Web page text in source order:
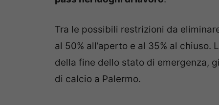
Tra le possibili restrizioni da
al 50% all’aperto e al 35% al chiuso.
della fine dello stato di emergenza,
di calcio a Palermo.